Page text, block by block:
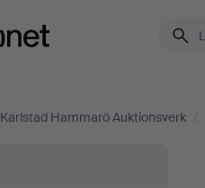
Karlstad Hammarö Auktionsverk /